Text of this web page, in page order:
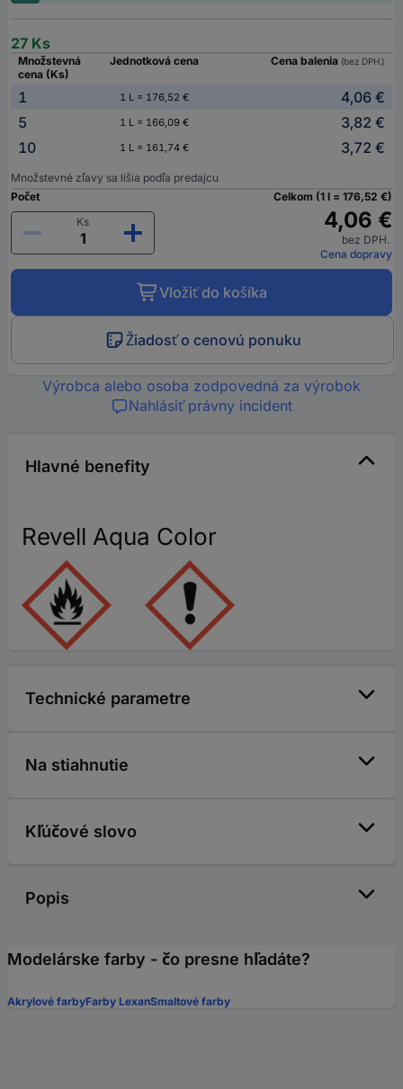
27 Ks
Množstevná
cena (Ks)
Jednotková cena Cena balenia (bez DPH.)
1 1 L = 176,52 €
4,06 €
5
1 L = 166,09 €
3,82 €
10
1 L = 161,74 € 3,72 €
Množstevné zľavy sa líšia podľa predajcu
Počet
Ks
Celkom (1 l = 176,52 €)
4,06 €
bez DPH.
Cena dopravy
Vložiť do košíka
Žiadosť o cenovú ponuku
Výrobca alebo osoba zodpovedná za výrobok
Nahlásiť právny incident
Hlavné benefity
Revell Aqua Color
Technické parametre
Na stiahnutie
Kľúčové slovo
Popis
Modelárske farby - čo presne hľadáte?
Akrylové farbyFarby LexanSmaltové farby